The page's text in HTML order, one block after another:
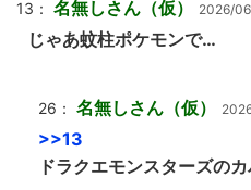
13： 名無しさん（仮） 2026/
じゃあ蚊柱ポケモンで…
26： 名無しさん（仮）
>>13
ドラクエモンスターズの